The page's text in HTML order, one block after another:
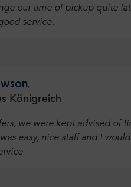
our time of pickup quite
service.
,
Königreich
we were kept advised of
easy, nice staff and I